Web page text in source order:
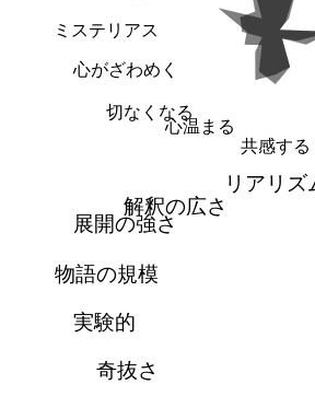
共感する
心温まる
切なくなる
心がざわめく
ミステリアス
リアリズ
奇抜さ
実験的
物語の規模
展開の強さ
解釈の広さ